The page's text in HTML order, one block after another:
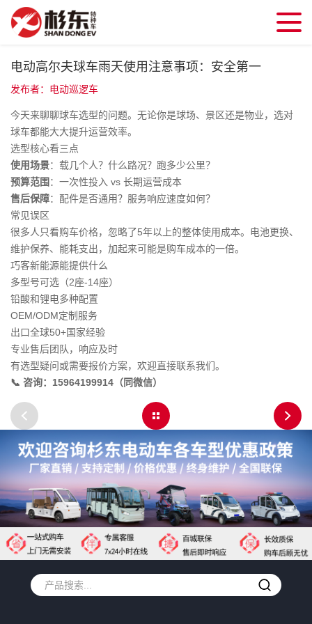
电动高尔夫球车雨天使用注意事项：安全第一
发布者：电动巡逻车
今天来聊聊球车选型的问题。无论你是球场、景区还是物业，选对
球车都能大大提升运营效率。
选型核心看三点
使用场景：载几个人？什么路况？跑多少公里？
预算范围 ：一次性投入 vs 长期运营成本
售后保障：配件是否通用？服务响应速度如何？
常见误区
很多人只看购车价格，忽略了5年以上的整体使用成本。电池更换、
维护保养、能耗支出，加起来可能是购车成本的一倍。
巧客新能源能提供什么
多型号可选（2座-14座）
铅酸和锂电多种配置
OEM/ODM定制服务
出口全球50+国家经验
专业售后团队，响应及时
有选型疑问或需要报价方案，欢迎直接联系我们。
📞 咨询：15964199914（同微信）